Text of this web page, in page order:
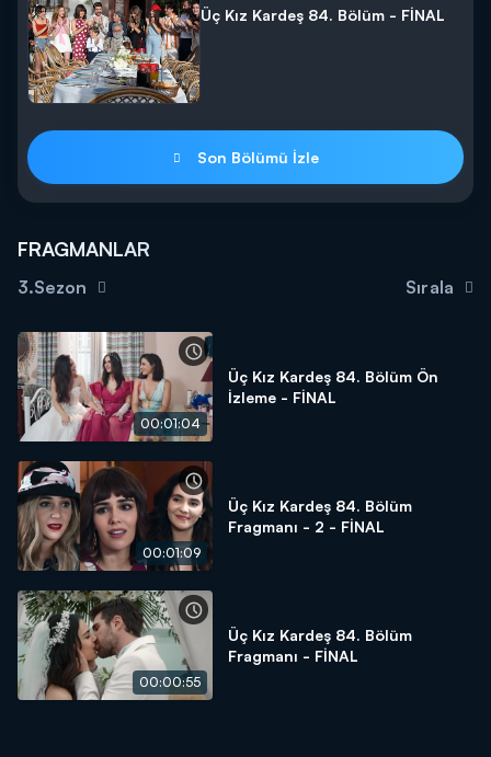
Üç Kız Kardeş 84. Bölüm - FİNAL
Son Bölümü İzle
FRAGMANLAR
3.Sezon Sırala
00:01:04
Üç Kız Kardeş 84. Bölüm Ön
İzleme - FİNAL
00:01:09
Üç Kız Kardeş 84. Bölüm
Fragmanı - 2 - FİNAL
00:00:55
Üç Kız Kardeş 84. Bölüm
Fragmanı - FİNAL